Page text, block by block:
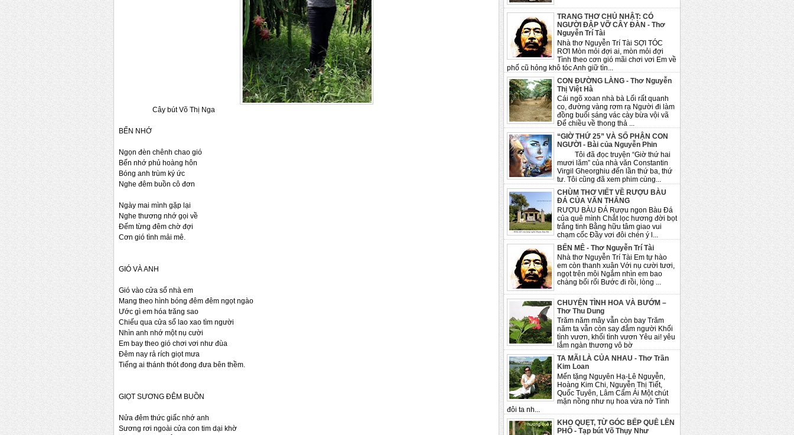
TRANG THƠ CHỦ NHẬT: CÓ
NGƯỜI ĐẬP VỠ CÂY ĐÀN - Thơ
Nguyễn Trí Tài
Nhà thơ Nguyễn Trí Tài SỢI TÓC
RƠI Mòn mỏi đợi ai, mòn mỏi đợi
Tình theo cơn gió mãi chơi vơi Em về
phố cũ hỏng khô tóc Anh giữ tìn...
CON ĐƯỜNG LÀNG - Thơ Nguyễn
Thị Việt Hà
Cái ngõ xoan nhà bà Lối rất quanh
co, đường vàng rơm rạ Người đi làm
đồng buổi sáng vác cày bừa vội vã
Để chiều về thong thả ...
“GIỜ THỨ 25” VÀ SỐ PHẬN CON
NGƯỜI - Bài của Nguyễn Phin
Tôi đã đọc truyện “Giờ thứ hai
mươi lăm” của nhà văn Constantin
Virgil Gheorghiu đến lần thứ ba, thứ
tư. Tôi cũng đã xem phim cùng...
CHÙM THƠ VIẾT VỀ RƯỢU BÀU
ĐÁ CỦA VĂN THẮNG
RƯỢU BÀU ĐÁ Rượu ngon Bàu Đá
của quê mình Chắt lọc hương đời bọt
trắng tinh Bằng hữu tâm giao vui
chạm cốc Đầy vơi đôi chén ý l...
BẾN MÊ - Thơ Nguyễn Trí Tài
Nhà thơ Nguyễn Trí Tài Em tự hào
em còn thanh xuân Với nụ cười tươi,
ngọt trên môi Ngắm nhìn em bao
chàng bối rối Bước đi rồi, lòng ...
CHUYỆN TÌNH HOA VÀ BƯỚM –
Thơ Thu Dung
Trăm năm mây vẫn còn bay Trăm
năm ta vẫn còn say đắm người Khối
tình vươn, khối tình vươn Yêu ai! yêu
lắm ngàn thương vô bờ
TA MÃI LÀ CỦA NHAU - Thơ Trần
Kim Loan
Mến tặng Nguyên Hạ-Lê Nguyễn,
Hoàng Kim Chi, Nguyễn Thị Tiết,
Quốc Tuyên, Lâm Cẩm Ái Một chút
mặn nồng như nụ hoa vừa nở Tình
đôi ta nh...
KHO QUẸT, TỪ GÓC BẾP QUÊ LÊN
PHỐ - Tạp bút Võ Thụy Như
Cây bút Võ Thị Nga
BẾN NHỚ
Ngọn đèn chênh chao gió
Bến nhớ phủ hoàng hôn
Bóng anh trùm ký ức
Nghe đêm buồn cô đơn
Ngày mai mình gặp lại
Nghe thương nhớ gọi về
Đếm từng đêm chờ đợi
Cơn gió tình mải mê.
GIÓ VÀ ANH
Gió vào cửa sổ nhà em
Mang theo hình bóng đêm đêm ngọt ngào
Ước gì em hóa trăng sao
Chiếu qua cửa sổ lao xao tìm người
Nhìn anh nhớ một nụ cười
Em bay theo gió chơi vơi như đùa
Đêm nay rả rích giọt mưa
Tiếng ai thánh thót đong đưa bên thềm.
GIỌT SƯƠNG ĐÊM BUỒN
Nửa đêm thức giấc nhớ anh
Sương rơi ngoài cửa con tim dại khờ